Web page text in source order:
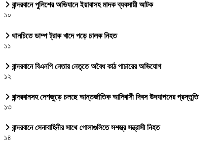
বান্দরবানে পুলিশের অভিযানে ইয়াবাসহ মাদক ব্যবসায়ী আটক
১০
থানচিতে ডাম্প ট্রাক খাদে পড়ে চালক নিহত
১১
বান্দরবানে বিএনপি নেতার নেতৃতে অবৈধ কাঠ পাচারের অভিযোগ
১২
বান্দরবানসহ দেশজুড়ে চলছে আন্তর্জাতিক আদিবাসী দিবস উদযাপনের প্রস্তুতি
১৩
বান্দরবানে সেনাবাহিনীর সাথে গোলাগুলিতে সশস্ত্র সন্ত্রাসী নিহত
১৪